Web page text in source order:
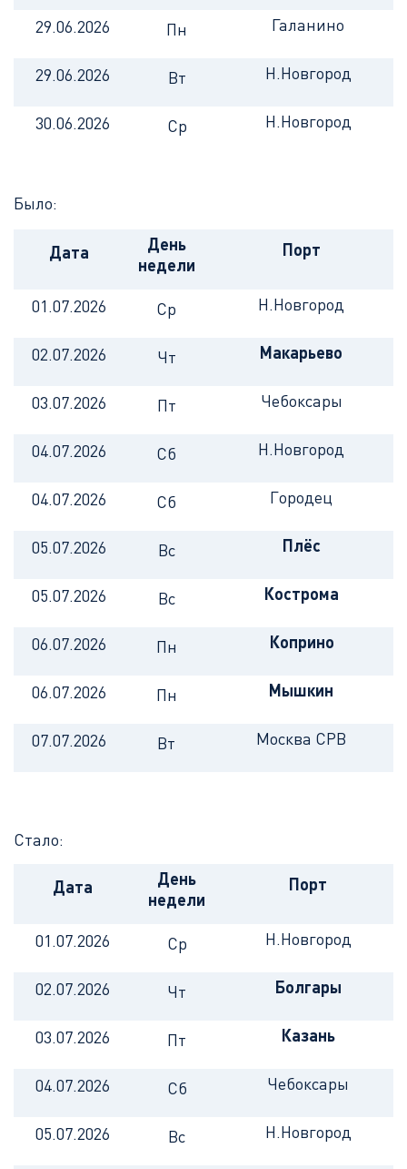
29.06.2026 Пн Галанино
29.06.2026 Вт Н.Новгород
30.06.2026 Ср Н.Новгород
Было:
Дата
День
недели
Порт
01.07.2026 Ср Н.Новгород
02.07.2026 Чт Макарьево
03.07.2026 Пт Чебоксары
04.07.2026 Сб Н.Новгород
04.07.2026 Сб Городец
05.07.2026 Вс Плёс
05.07.2026 Вс Кострома
06.07.2026 Пн Коприно
06.07.2026 Пн Мышкин
07.07.2026 Вт Москва СРВ
Стало:
Дата
День
недели
Порт
01.07.2026 Ср Н.Новгород
02.07.2026 Чт Болгары
03.07.2026 Пт Казань
04.07.2026 Сб Чебоксары
05.07.2026 Вс Н.Новгород